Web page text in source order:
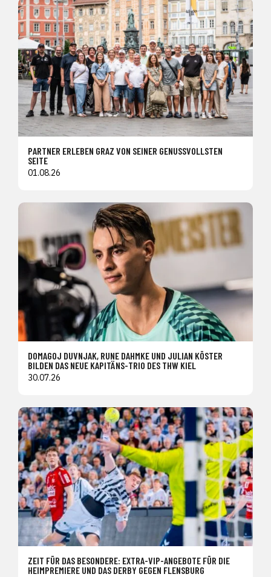
PARTNER ERLEBEN GRAZ VON SEINER GENUSSVOLLSTEN
SEITE
01.08.26
DOMAGOJ DUVNJAK, RUNE DAHMKE UND JULIAN KÖSTER
BILDEN DAS NEUE KAPITÄNS-TRIO DES THW KIEL
30.07.26
ZEIT FÜR DAS BESONDERE: EXTRA-VIP-ANGEBOTE FÜR DIE
HEIMPREMIERE UND DAS DERBY GEGEN FLENSBURG